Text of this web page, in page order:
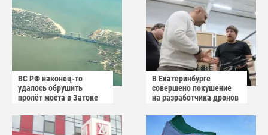
ВС РФ наконец-то
удалось обрушить
пролёт моста в Затоке
В Екатеринбурге
совершено покушение
на разработчика дронов